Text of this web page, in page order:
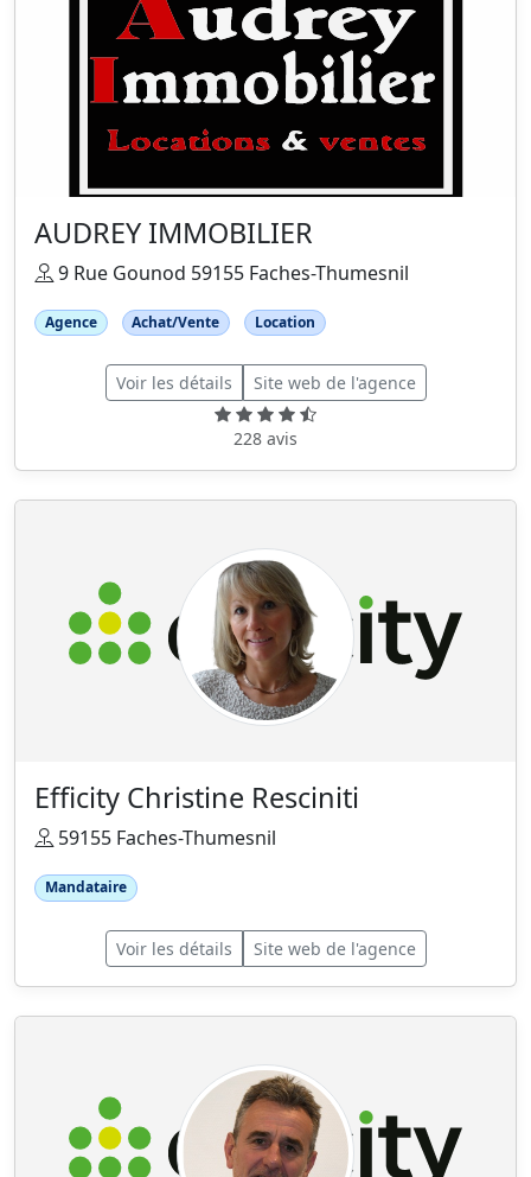
AUDREY IMMOBILIER
9 Rue Gounod 59155 Faches-Thumesnil
Agence Achat/Vente Location
Voir les détails Site web de l'agence
228 avis
Efficity Christine Resciniti
59155 Faches-Thumesnil
Mandataire
Voir les détails Site web de l'agence